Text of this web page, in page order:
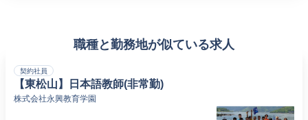
職種と勤務地が似ている求人
契約社員
【東松山】日本語教師(非常勤)
株式会社永興教育学園